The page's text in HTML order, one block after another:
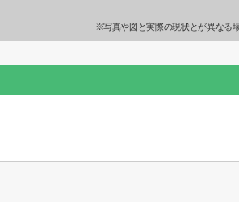
※写真や図と実際の現状とが異なる